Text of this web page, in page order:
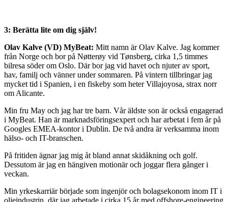
3: Berätta lite om dig själv!
Olav Kalve (VD) MyBeat: Mitt namn är Olav Kalve. Jag kommer
från Norge och bor på Nøtterøy vid Tønsberg, cirka 1,5 timmes
bilresa söder om Oslo. Där bor jag vid havet och njuter av sport,
hav, familj och vänner under sommaren. På vintern tillbringar jag
mycket tid i Spanien, i en fiskeby som heter Villajoyosa, strax norr
om Alicante.
Min fru May och jag har tre barn. Vår äldste son är också engagerad
i MyBeat. Han är marknadsföringsexpert och har arbetat i fem år på
Googles EMEA-kontor i Dublin. De två andra är verksamma inom
hälso- och IT-branschen.
På fritiden ägnar jag mig åt bland annat skidåkning och golf.
Dessutom är jag en hängiven motionär och joggar flera gånger i
veckan.
Min yrkeskarriär började som ingenjör och bolagsekonom inom IT i
oljeindustrin, där jag arbetade i cirka 15 år med offshore-engineering